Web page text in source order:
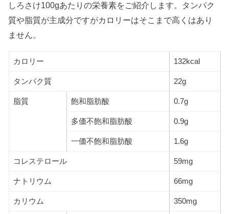
しろさけ100gあたりの栄養素をご紹介します。タンパク
質や脂質が主成分ですがカロリーはそこまで高くはあり
ません。
カロリー 132kcal
タンパク質 22g
脂質 飽和脂肪酸 0.7g
多価不飽和脂肪酸 0.9g
一価不飽和脂肪酸 1.6g
コレステロール 59mg
ナトリウム 66mg
カリウム 350mg